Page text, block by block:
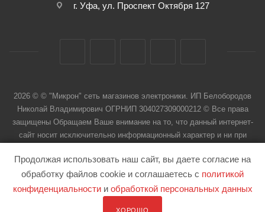
г. Уфа, ул. Проспект Октября 127
2026 © © "Микрон" сеть магазинов электроники. ИП Белобородов
Николай Владимирович ОГРНИП 304027309000212 © Все права
защищены Обращаем Ваше внимание на то, что данный интернет-
сайт носит исключительно информационный характер и ни при
Продолжая использовать наш сайт, вы даете согласие на
обработку файлов cookie и соглашаетесь с политикой
конфиденциальностии обработкой персональных данных
ХОРОШО